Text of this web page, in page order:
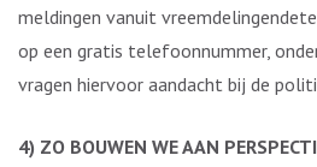
meldingen vanuit
op een gratis telefoonnummer,
vragen hiervoor aandacht bij de
4) ZO BOUWEN WE AAN